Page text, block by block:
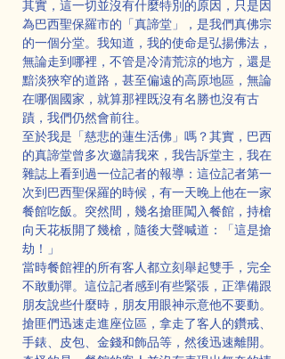
其實，這一切並沒有什麼特別的原因，只是因
為巴西聖保羅市的「真諦堂」，是我們真佛宗
的一個分堂。我知道，我的使命是弘揚佛法，
無論走到哪裡，不管是冷清荒涼的地方，還是
黯淡狹窄的道路，甚至偏遠的高原地區，無論
在哪個國家，就算那裡既沒有名勝也沒有古
蹟，我們仍然會前往。
至於我是「慈悲的蓮生活佛」嗎？其實，巴西
的真諦堂曾多次邀請我來，我告訴堂主，我在
雜誌上看到過一位記者的報導：這位記者第一
次到巴西聖保羅的時候，有一天晚上他在一家
餐館吃飯。突然間，幾名搶匪闖入餐館，持槍
向天花板開了幾槍，隨後大聲喊道：「這是搶
劫！」
當時餐館裡的所有客人都立刻舉起雙手，完全
不敢動彈。這位記者感到有些緊張，正準備跟
朋友說些什麼時，朋友用眼神示意他不要動。
搶匪們迅速走進座位區，拿走了客人的鑽戒、
手錶、皮包、金錢和飾品等，然後迅速離開。